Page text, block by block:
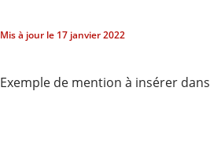
Mis à jour le 17 janvier 2022
Exemple de mention à insérer